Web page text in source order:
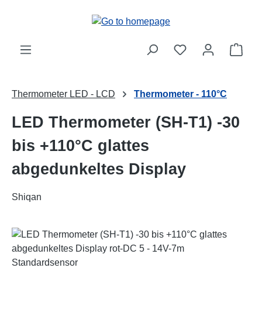
Thermometer LED - LCD Thermometer - 110°C
LED Thermometer (SH-T1) -30
bis +110°C glattes
abgedunkeltes Display
Shiqan
Skip image gallery